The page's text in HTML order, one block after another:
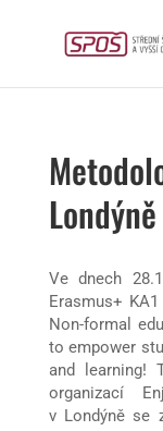
Londýně
Ve dnech
Erasmus+
Non-formal
to empower
and learning!
organizací
v Londýně se